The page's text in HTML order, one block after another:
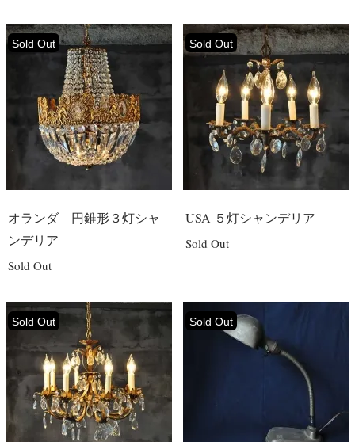
Sold Out
オランダ 円錐形３灯シャ
ンデリア
Sold Out
Sold Out
USA ５灯シャンデリア
Sold Out
Sold Out Sold Out